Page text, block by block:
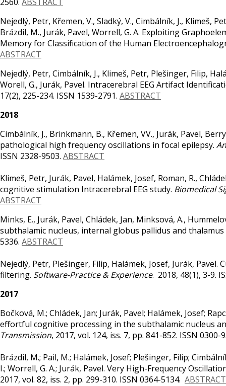
2560. ABSTRACT
Nejedlý, Petr, Křemen, V., Sladký, V., Cimbálník, J., Klimeš,
Brázdil, M., Jurák, Pavel, Worrell, G. A. Exploiting
Memory for Classification of the Human
ABSTRACT
Nejedlý, Petr, Cimbálník, J., Klimeš, Petr, Plešinger, Filip,
Worell, G., Jurák, Pavel. Intracerebral EEG Artifact
17(2), 225-234. ISSN 1539-2791. ABSTRACT
2018
Cimbálník, J., Brinkmann, B., Křemen, VV., Jurák, Pavel,
pathological high frequency oscillations in focal epilepsy.
ISSN 2328-9503. ABSTRACT
Klimeš, Petr, Jurák, Pavel, Halámek, Josef, Roman, R.,
cognitive stimulation Intracerebral EEG study. Biomedical
ABSTRACT
Minks, E., Jurák, Pavel, Chládek, Jan, Minksová, A.,
subthalamic nucleus, internal globus pallidus and
5336. ABSTRACT
Nejedlý, Petr, Plešinger, Filip, Halámek, Josef, Jurák, Pavel.
filtering. Software-Practice & Experience. 2018, 48(1), 3-9.
2017
Bočková, M.; Chládek, Jan; Jurák, Pavel; Halámek, Josef;
effortful cognitive processing in the subthalamic nucleus
Transmission, 2017, vol. 124, iss. 7, pp. 841-852. ISSN
Brázdil, M.; Pail, M.; Halámek, Josef; Plešinger, Filip;
I.; Worrell, G. A.; Jurák, Pavel. Very High-Frequency
2017, vol. 82, iss. 2, pp. 299-310. ISSN 0364-5134. ABSTRACT